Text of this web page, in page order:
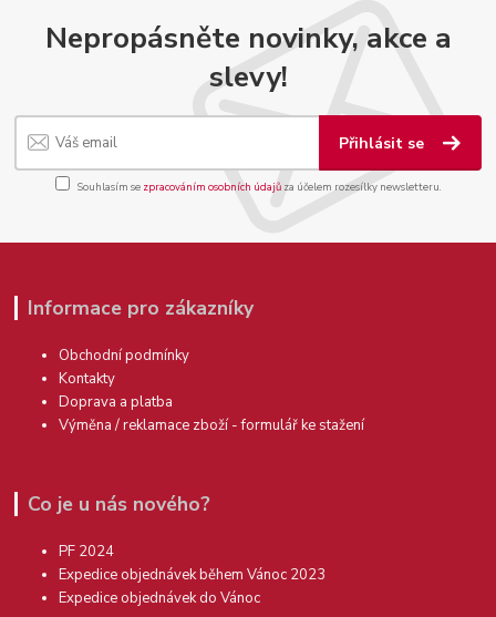
Nepropásněte novinky, akce a
slevy!
Přihlásit se
Souhlasím se zpracováním osobních údajůza účelem rozesílky newsletteru.
Informace pro zákazníky
Obchodní podmínky
Kontakty
Doprava a platba
Výměna / reklamace zboží - formulář ke stažení
Co je u nás nového?
PF 2024
Expedice objednávek během Vánoc 2023
Expedice objednávek do Vánoc